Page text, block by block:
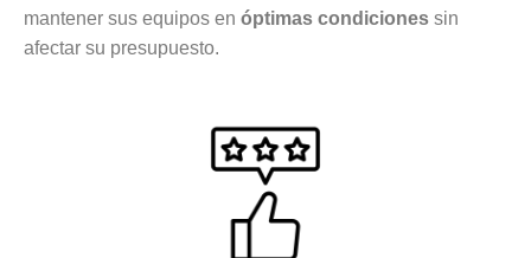
mantener sus equipos en óptimas condiciones sin
afectar su presupuesto.